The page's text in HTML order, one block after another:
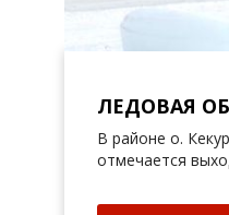
ЛЕДОВАЯ
В районе о.
отмечается